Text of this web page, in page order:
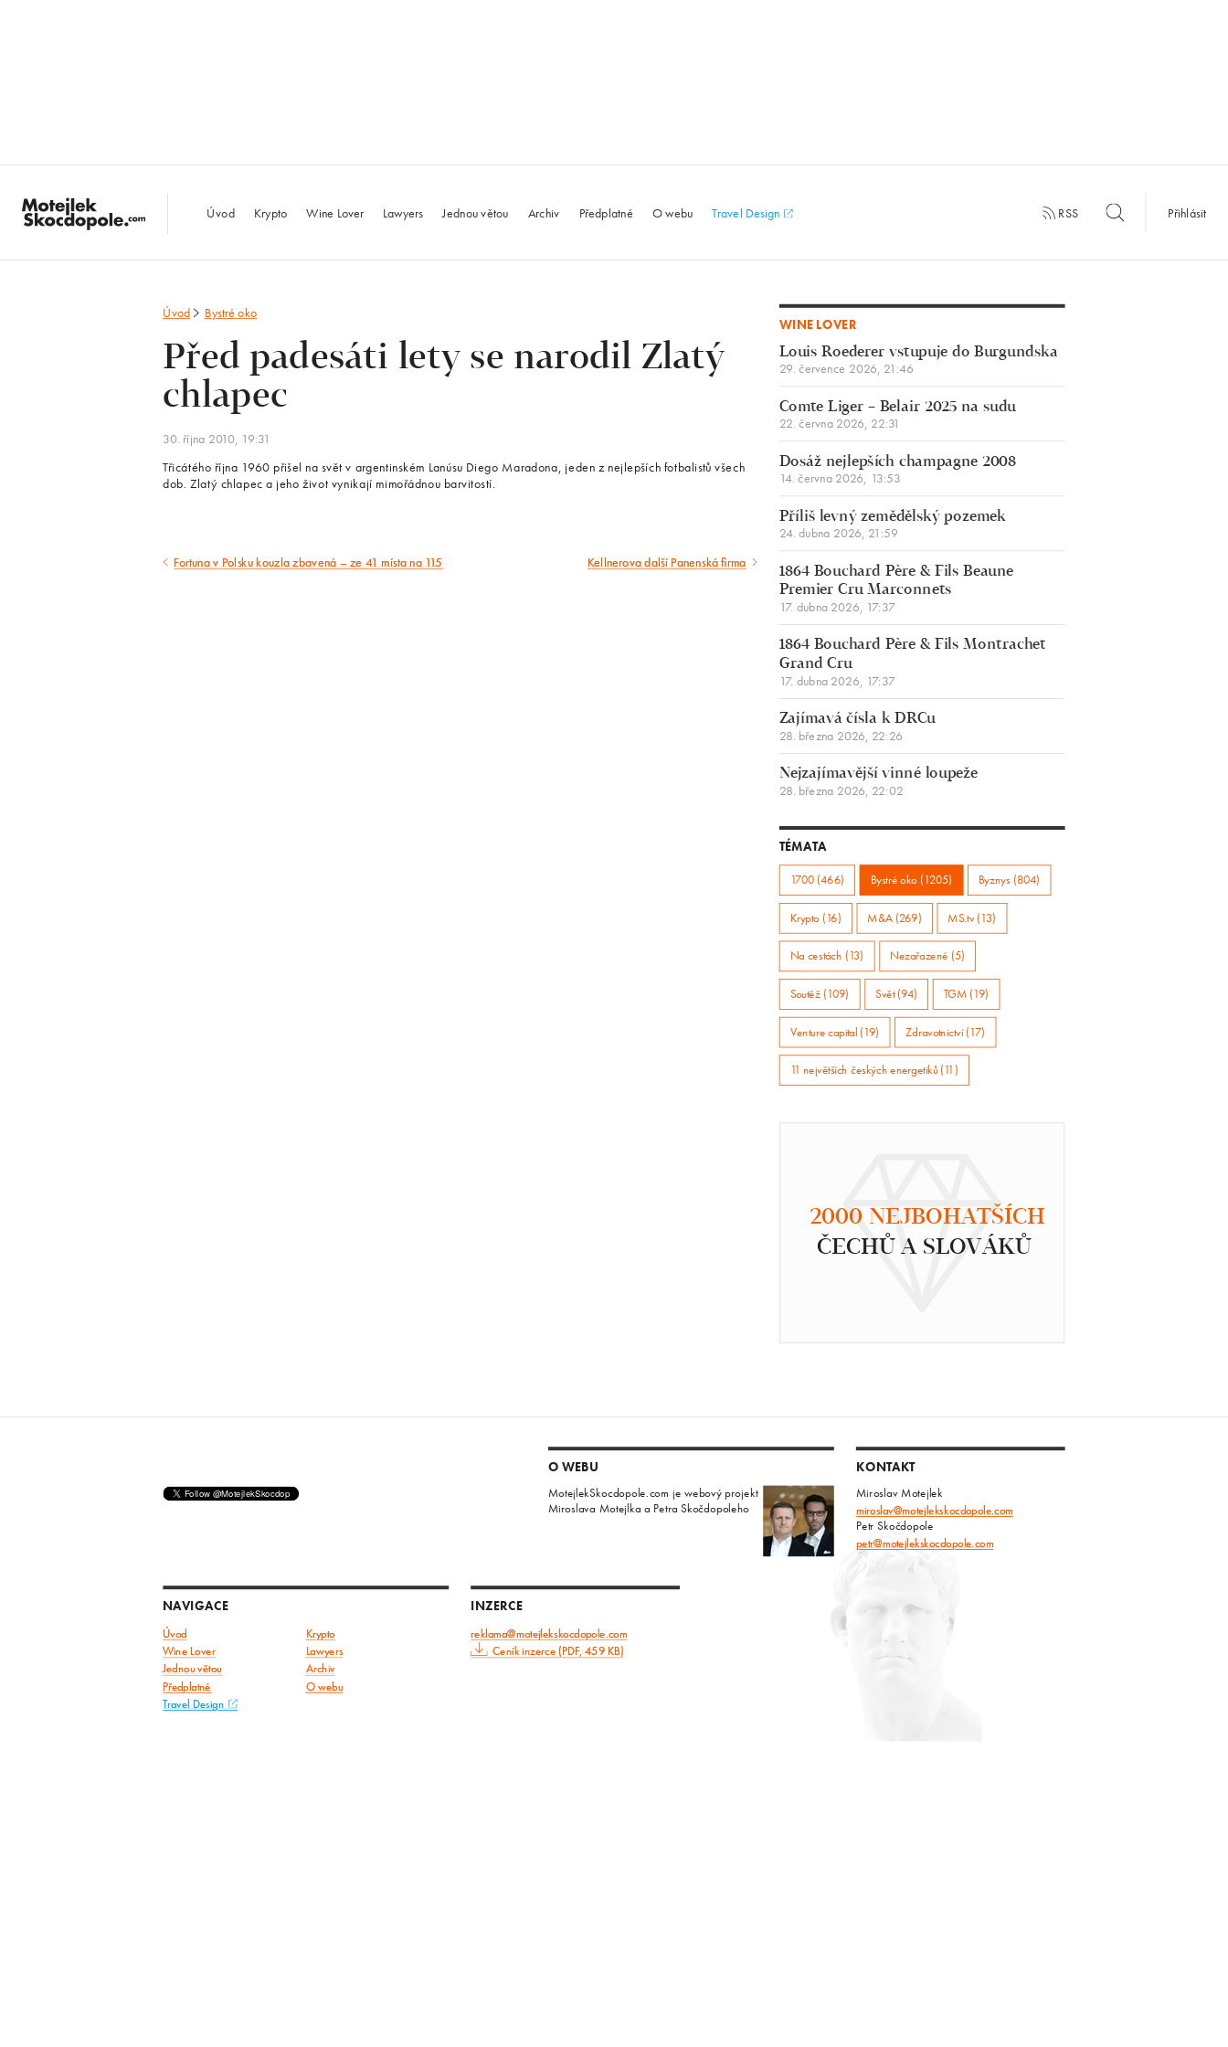
MotejlekSkocdopole.com
Úvod Krypto Wine Lover Lawyers Jednou větou Archiv Předplatné O webu Travel Design RSS Přihlásit
Úvod Bystré oko
Před padesáti lety se narodil Zlatý
chlapec
30. října 2010, 19:31
Třicátého října 1960 přišel na svět v argentinském Lanúsu Diego Maradona, jeden z nejlepších fotbalistů všech
dob. Zlatý chlapec a jeho život vynikají mimořádnou barvitostí.
Předcházející
Fortuna v Polsku kouzla zbavená – ze 41 místa na 115 NásledujícíKellnerova další Panenská firma
WINE LOVER
Louis Roederer vstupuje do Burgundska
29. července 2026, 21:46
Comte Liger – Belair 2025 na sudu
22. června 2026, 22:31
Dosáž nejlepších champagne 2008
14. června 2026, 13:53
Příliš levný zemědělský pozemek
24. dubna 2026, 21:59
1864 Bouchard Père & Fils Beaune
Premier Cru Marconnets
17. dubna 2026, 17:37
1864 Bouchard Père & Fils Montrachet
Grand Cru
17. dubna 2026, 17:37
Zajímavá čísla k DRCu
28. března 2026, 22:26
Nejzajímavější vinné loupeže
28. března 2026, 22:02
TÉMATA
1700 (466) Bystré oko (1205) Byznys (804)
Krypto (16) M&A (269) MS.tv (13)
Na cestách (13) Nezařazené (5)
Soutěž (109) Svět (94) TGM (19)
Venture capital (19) Zdravotnictví (17)
11 největších českých energetiků (11)
2000 NEJBOHATŠÍCH
ČECHŮ A SLOVÁKŮ
O WEBU
MotejlekSkocdopole.com je webový projekt
Miroslava Motejlka a Petra Skočdopoleho
KONTAKT
Miroslav Motejlek
miroslav@motejlekskocdopole.com
Petr Skočdopole
petr@motejlekskocdopole.com
NAVIGACE
Úvod Krypto
Wine Lover
Lawyers
Jednou větou
Archiv
Předplatné O webu
Travel Design
INZERCE
reklama@motejlekskocdopole.com
Ceník inzerce (PDF, 459 KB)